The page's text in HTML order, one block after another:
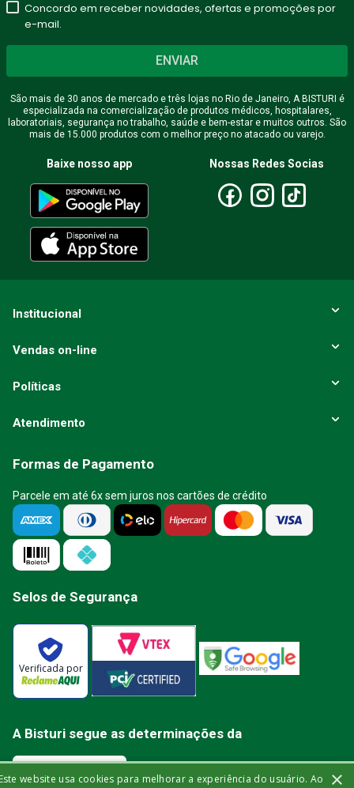
★★★★★
Seu nome
Endereço de email
Escreva uma avaliação
ENVIAR AVALIAÇÃO
Concordo em receber novidades, ofertas e promoções por
e-mail.
ENVIAR
São mais de 30 anos de mercado e três lojas no Rio de Janeiro, A BISTURI é
especializada na comercialização de produtos médicos, hospitalares,
laboratoriais, segurança no trabalho, saúde e bem-estar e muitos outros. São
mais de 15.000 produtos com o melhor preço no atacado ou varejo.
Baixe nosso app Nossas Redes Socias
Institucional
Vendas on-line
Políticas
Atendimento
Formas de Pagamento
Parcele em até 6x sem juros nos cartões de crédito
Selos de Segurança
Verificada por
A Bisturi segue as determinações da
×
website usa cookies para melhorar a experiência do usuário. Ao